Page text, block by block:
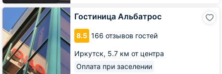
Гостиница Альбатрос
8.5 166 отзывов гостей
Иркутск, 5.7 км от центра
Оплата при заселении
Гостиница
Альбатрос